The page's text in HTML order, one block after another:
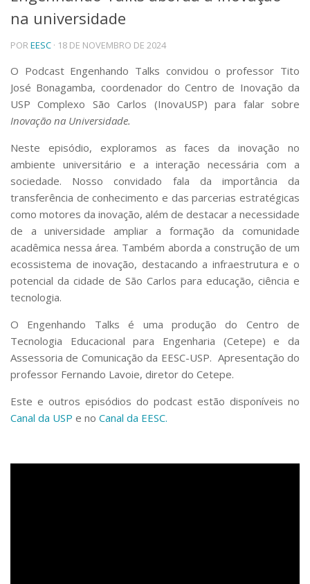
Telefones e Mapas
Pessoas
Ensino
Graduação
Pós-Graduação
Educação a distância
Cursos de Extensão
Linhas de Pesquisa
Centros, Núcleos e Projetos em Rede
Pós-doutorado
Iniciação Científica
Transferência de Tecnologia
Empresas Juniores
Extensão à Comunidade
Projetos, Programas e Cursos
Artes, Cultura e Esportes
Museus e Espaços Interativos
Bibliotecas
Apoio ao Estudante
Segurança, Trânsito e Prevenção
RH, Administrativo e Financeiro
Outros serviços
Comunicação
Jornal da USP
na universidade
POREESC · 18 DE NOVEMBRO DE 2024
O Podcast Engenhando Talks convidou o professor Tito
José Bonagamba, coordenador do Centro de Inovação da
USP Complexo São Carlos (InovaUSP) para falar sobre
Inovação na Universidade.
Neste episódio, exploramos as faces da inovação no
ambiente universitário e a interação necessária com a
sociedade. Nosso convidado fala da importância da
transferência de conhecimento e das parcerias estratégicas
como motores da inovação, além de destacar a necessidade
de a universidade ampliar a formação da comunidade
acadêmica nessa área. Também aborda a construção de um
ecossistema de inovação, destacando a infraestrutura e o
potencial da cidade de São Carlos para educação, ciência e
tecnologia.
O Engenhando Talks é uma produção do Centro de
Tecnologia Educacional para Engenharia (Cetepe) e da
Assessoria de Comunicação da EESC-USP. Apresentação do
professor Fernando Lavoie, diretor do Cetepe.
Este e outros episódios do podcast estão disponíveis no
Canal da USP e no Canal da EESC.